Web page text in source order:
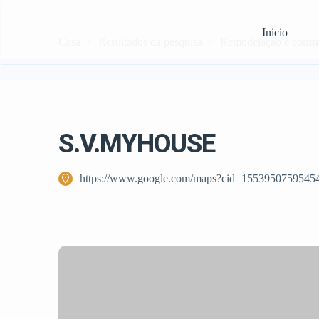
Inicio
Remodelação e
S.V.MYHOUSE
https://www.google.com/